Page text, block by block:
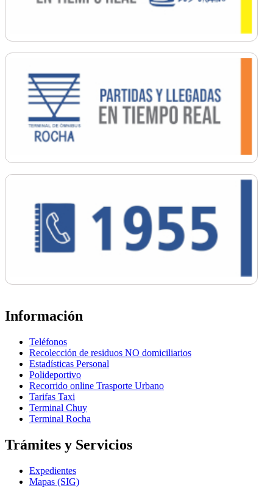
Secretaría General
Información
Teléfonos
Recolección de residuos NO domiciliarios
Estadísticas Personal
Polideportivo
Recorrido online Trasporte Urbano
Tarifas Taxi
Terminal Chuy
Terminal Rocha
Trámites y Servicios
Expedientes
Mapas (SIG)